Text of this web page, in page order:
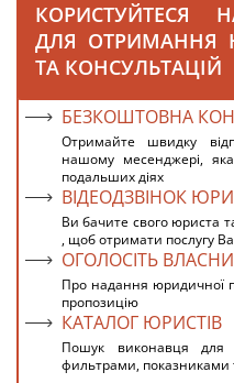
КОРИСТУЙТЕСЯ
ДЛЯ ОТРИМАННЯ
ТА КОНСУЛЬТАЦІЙ
БЕЗКОШТОВНА
Отримайте швидку
нашому месенджері,
подальших діях
ВІДЕОДЗВІНОК
Ви бачите свого юриста
, щоб отримати послугу
ОГОЛОСІТЬ
Про надання юридичної
пропозицію
КАТАЛОГ ЮРИСТІВ
Пошук виконавця
фильтрами, показниками